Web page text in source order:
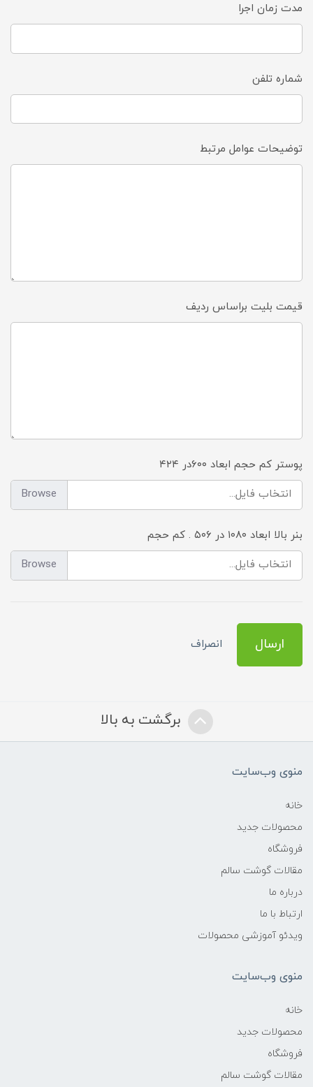
مدت زمان اجرا
شماره تلفن
توضیحات عوامل مرتبط
قیمت بلیت براساس ردیف
پوستر کم حجم ابعاد ۶۰۰در ۴۲۴
انتخاب فایل...
بنر بالا ابعاد ۱۰۸۰ در ۵۰۶ . کم حجم
انتخاب فایل...
ارسال انصراف
برگشت به بالا
منوی وب‌سایت
خانه
محصولات جدید
فروشگاه
مقالات گوشت سالم
درباره ما
ارتباط با ما
ویدئو آموزشی محصولات
منوی وب‌سایت
خانه
محصولات جدید
فروشگاه
مقالات گوشت سالم